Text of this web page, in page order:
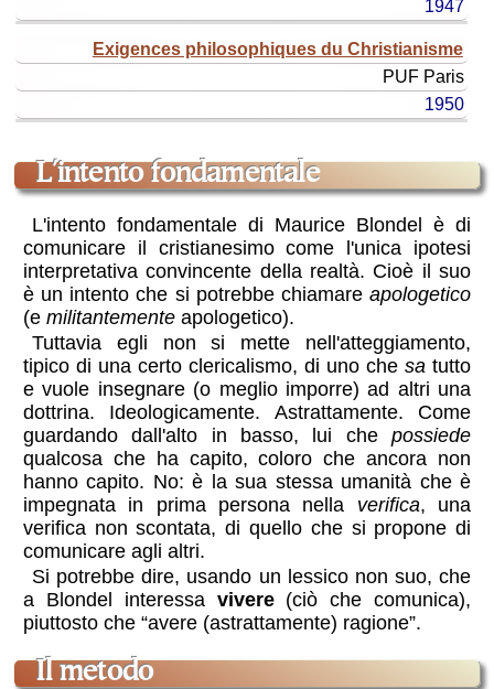
1947
Exigences philosophiques du Christianisme
PUF Paris
1950
L'intento fondamentale
L'intento fondamentale di Maurice Blondel è di
comunicare il cristianesimo come l'unica ipotesi
interpretativa convincente della realtà. Cioè il suo
è un intento che si potrebbe chiamareapologetico
(e militantementeapologetico).
Tuttavia egli non si mette nell'atteggiamento,
tipico di una certo clericalismo, di uno chesa tutto
e vuole insegnare (o meglio imporre) ad altri una
dottrina. Ideologicamente. Astrattamente. Come
guardando dall'alto in basso, lui chepossiede
qualcosa che ha capito, coloro che ancora non
hanno capito. No: è la sua stessa umanità che è
impegnata in prima persona nella verifica, una
verifica non scontata, di quello che si propone di
comunicare agli altri.
Si potrebbe dire, usando un lessico non suo, che
a Blondel interessa vivere(ciò che comunica),
piuttosto che “avere (astrattamente) ragione”.
Il metodo